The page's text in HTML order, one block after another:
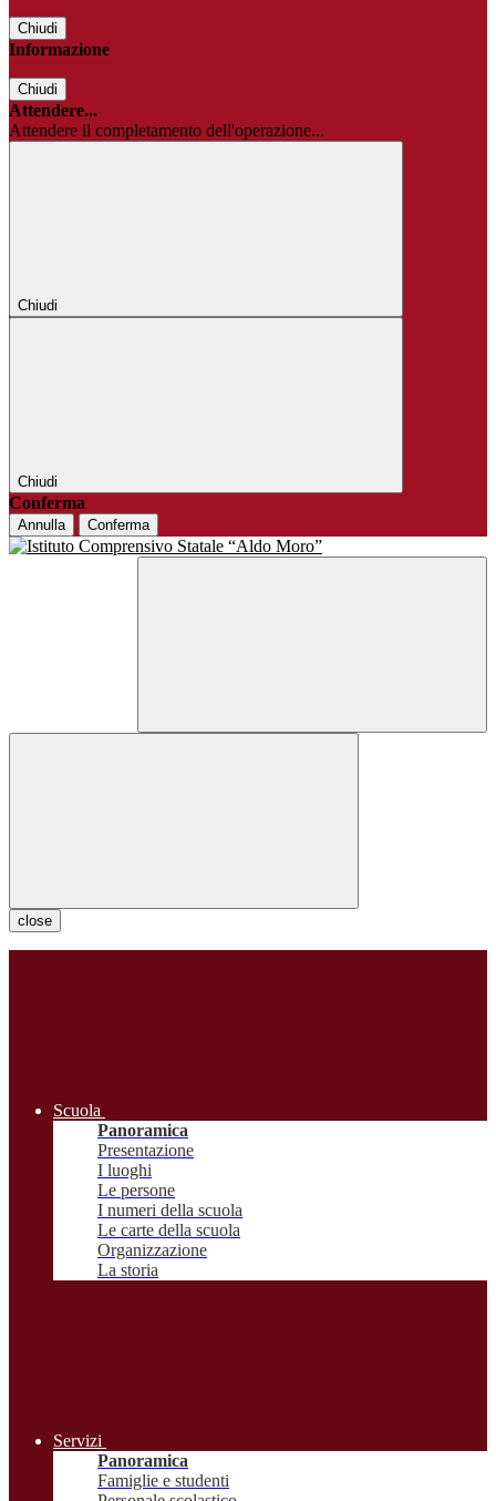
Chiudi
Informazione
Chiudi
Attendere...
Attendere il completamento dell'operazione...
Chiudi
Chiudi
Conferma
Annulla Conferma
close
Scuola
Panoramica
Presentazione
I luoghi
Le persone
I numeri della scuola
Le carte della scuola
Organizzazione
La storia
Servizi
Panoramica
Famiglie e studenti